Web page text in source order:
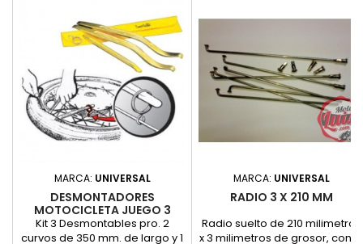
MARCA: UNIVERSAL
DESMONTADORES
MOTOCICLETA JUEGO 3
UNIDADES.
Kit 3 Desmontables pro. 2
curvos de 350 mm. de largo y 1
MARCA: UNIVERSAL
RADIO 3 X 210 MM
Radio suelto de 210 milimetros
x 3 milimetros de grosor, con la